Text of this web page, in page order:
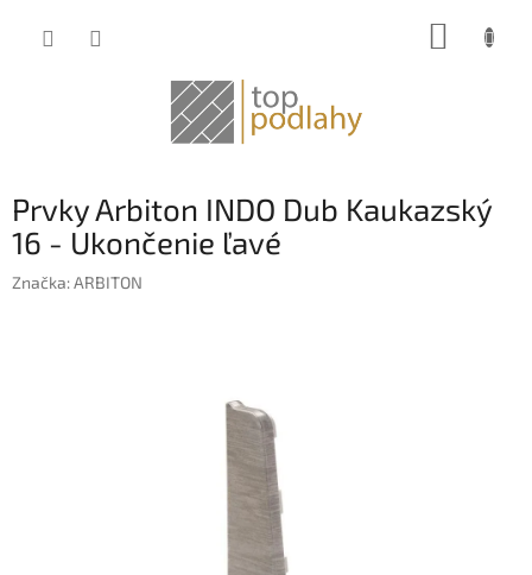
Prvky Arbiton INDO Dub Kaukazský
16 - Ukončenie ľavé
Značka:ARBITON